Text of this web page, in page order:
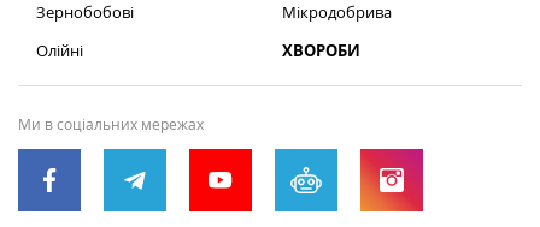
Зернобобові
Олійні
Мікродобрива
ХВОРОБИ
Ми в соціальних мережах